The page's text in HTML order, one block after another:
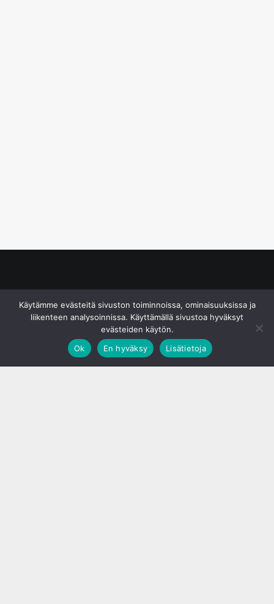
Käytämme evästeitä sivuston toiminnoissa, ominaisuuksissa ja
liikenteen analysoinnissa. Käyttämällä sivustoa hyväksyt
evästeiden käytön.
Ok
En hyväksy Lisätietoja